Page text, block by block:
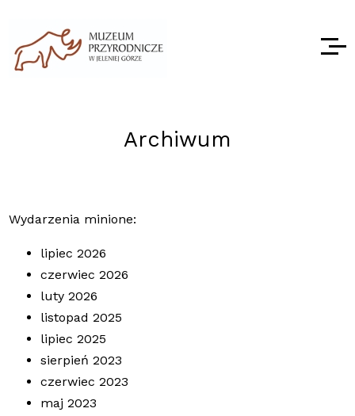
Archiwum
Wydarzenia minione:
lipiec 2026
czerwiec 2026
luty 2026
listopad 2025
lipiec 2025
sierpień 2023
czerwiec 2023
maj 2023